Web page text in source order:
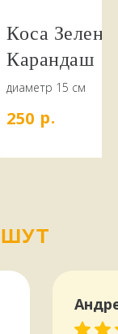
Коса
Карандаш
диаметр 15 см
250 р.